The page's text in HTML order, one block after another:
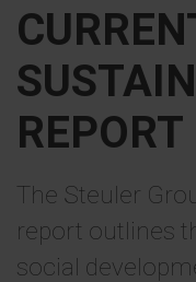
REPORT
The Steuler
report outlines
social